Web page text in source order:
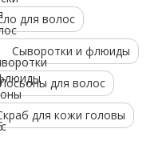
для волос
Сыворотки и флюиды
Лосьоны для волос
для кожи головы